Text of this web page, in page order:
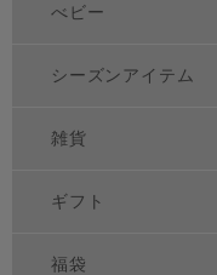
べビー
シーズンアイテム
雑貨
ギフト
福袋